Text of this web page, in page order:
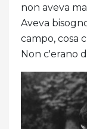
non aveva
Aveva
campo, cosa
Non c'erano